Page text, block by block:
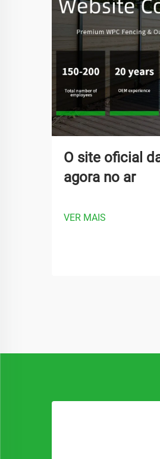
O site oficial
agora no ar
VER MAIS